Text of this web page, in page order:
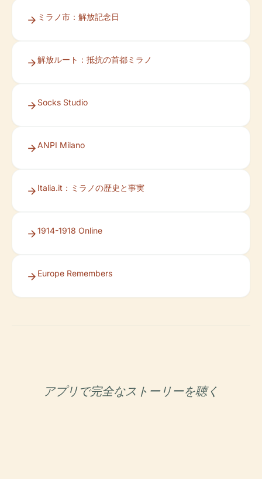
ミラノ市：解放記念日
解放ルート：抵抗の首都ミラノ
Socks Studio
ANPI Milano
Italia.it：ミラノの歴史と事実
1914-1918 Online
Europe Remembers
アプリで完全なストーリーを聴く